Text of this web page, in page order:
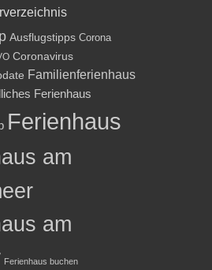
Ausflugstipps Corona
Coronavirus
Familienferienhaus
Ferienhaus
Ferienhaus
am
am
Ferienhaus buchen